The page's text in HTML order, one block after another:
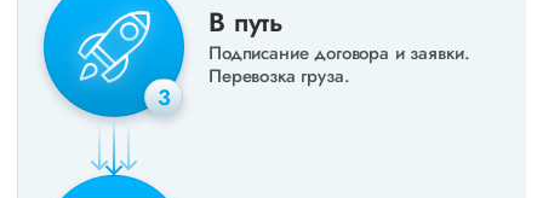
3
В путь
Подписание договора и заявки.
Перевозка груза.